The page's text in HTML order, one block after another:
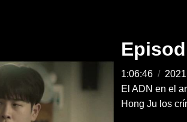
1:06:46 / 2021
El ADN en el
Hong Ju los